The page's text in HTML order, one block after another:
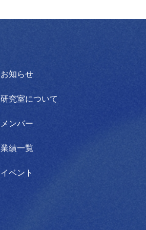
お知らせ
研究室について
メンバー
業績一覧
イベント